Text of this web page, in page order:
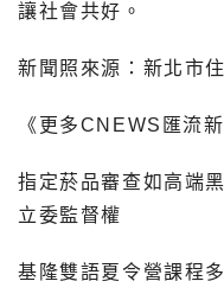
讓社會共好。
新聞照來源：新北市
《更多CNEWS匯流
指定菸品審查如高端
立委監督權
基隆雙語夏令營課程